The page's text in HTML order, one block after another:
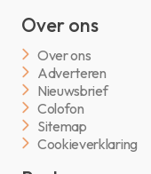
Over ons
Over ons
Adverteren
Nieuwsbrief
Colofon
Sitemap
Cookieverklaring